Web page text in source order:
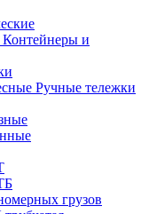
Контейнеры и
Ручные тележки
грузов